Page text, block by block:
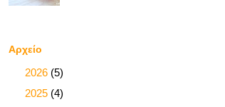
Αρχείο
2026 (5)
2025 (4)